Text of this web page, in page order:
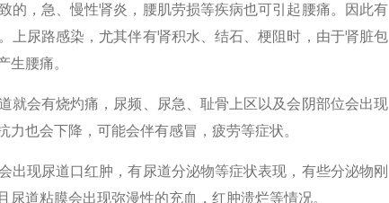
的，急、慢性肾炎，腰肌劳损等疾病也可引起腰痛。因此有
上尿路感染，尤其伴有肾积水、结石、梗阻时，由于肾脏包
生腰痛。
就会有烧灼痛，尿频、尿急、耻骨上区以及会阴部位会出现
也会下降，可能会伴有感冒，疲劳等症状。
出现尿道口红肿，有尿道分泌物等症状表现，有些分泌物刚
道粘膜会出现弥漫性的充血，红肿溃烂等情况。